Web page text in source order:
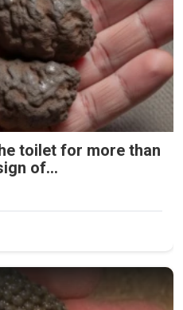
toilet for more than
of...